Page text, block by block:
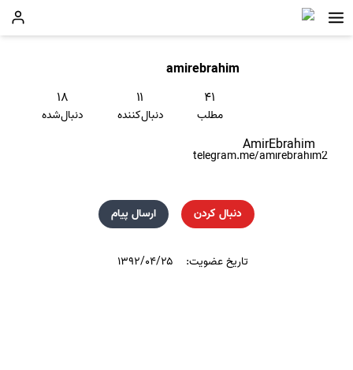
amirebrahim
۴۱
مطلب
۱۱
دنبال‌کننده
۱۸
دنبال‌شده
AmirEbrahim
telegram.me/amirebrahim2
دنبال کردن ارسال پیام
تاریخ عضویت: ۱۳۹۲/۰۴/۲۵